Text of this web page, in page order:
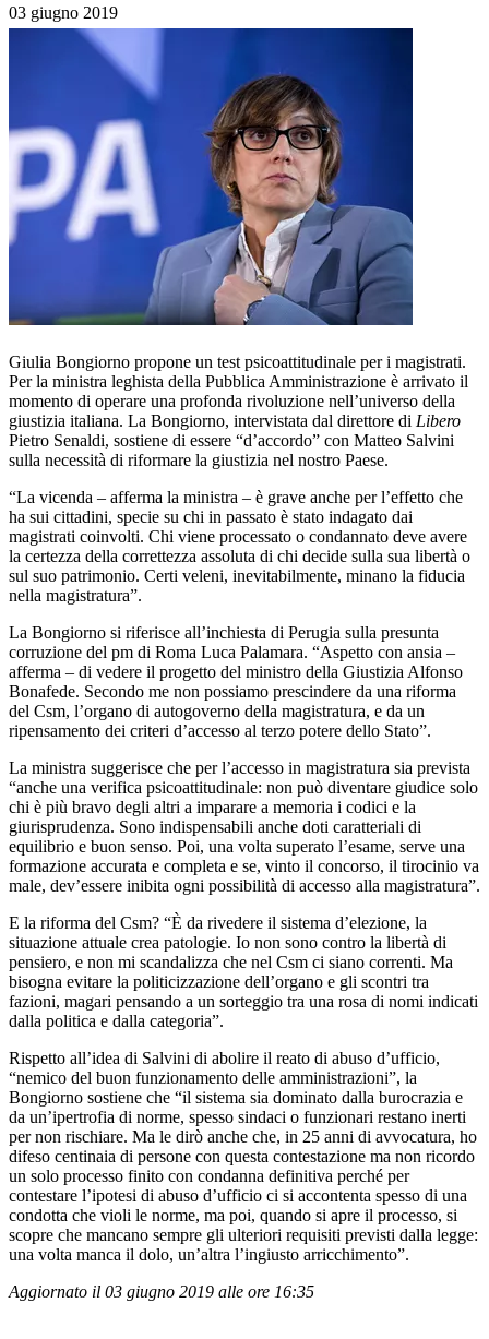
03 giugno 2019
Giulia Bongiorno propone un test psicoattitudinale per i magistrati.
Per la ministra leghista della Pubblica Amministrazione è arrivato il
momento di operare una profonda rivoluzione nell’universo della
giustizia italiana. La Bongiorno, intervistata dal direttore di Libero
Pietro Senaldi, sostiene di essere “d’accordo” con Matteo Salvini
sulla necessità di riformare la giustizia nel nostro Paese.
“La vicenda – afferma la ministra – è grave anche per l’effetto che
ha sui cittadini, specie su chi in passato è stato indagato dai
magistrati coinvolti. Chi viene processato o condannato deve avere
la certezza della correttezza assoluta di chi decide sulla sua libertà o
sul suo patrimonio. Certi veleni, inevitabilmente, minano la fiducia
nella magistratura”.
La Bongiorno si riferisce all’inchiesta di Perugia sulla presunta
corruzione del pm di Roma Luca Palamara. “Aspetto con ansia –
afferma – di vedere il progetto del ministro della Giustizia Alfonso
Bonafede. Secondo me non possiamo prescindere da una riforma
del Csm, l’organo di autogoverno della magistratura, e da un
ripensamento dei criteri d’accesso al terzo potere dello Stato”.
La ministra suggerisce che per l’accesso in magistratura sia prevista
“anche una verifica psicoattitudinale: non può diventare giudice solo
chi è più bravo degli altri a imparare a memoria i codici e la
giurisprudenza. Sono indispensabili anche doti caratteriali di
equilibrio e buon senso. Poi, una volta superato l’esame, serve una
formazione accurata e completa e se, vinto il concorso, il tirocinio va
male, dev’essere inibita ogni possibilità di accesso alla magistratura”.
E la riforma del Csm? “È da rivedere il sistema d’elezione, la
situazione attuale crea patologie. Io non sono contro la libertà di
pensiero, e non mi scandalizza che nel Csm ci siano correnti. Ma
bisogna evitare la politicizzazione dell’organo e gli scontri tra
fazioni, magari pensando a un sorteggio tra una rosa di nomi indicati
dalla politica e dalla categoria”.
Rispetto all’idea di Salvini di abolire il reato di abuso d’ufficio,
“nemico del buon funzionamento delle amministrazioni”, la
Bongiorno sostiene che “il sistema sia dominato dalla burocrazia e
da un’ipertrofia di norme, spesso sindaci o funzionari restano inerti
per non rischiare. Ma le dirò anche che, in 25 anni di avvocatura, ho
difeso centinaia di persone con questa contestazione ma non ricordo
un solo processo finito con condanna definitiva perché per
contestare l’ipotesi di abuso d’ufficio ci si accontenta spesso di una
condotta che violi le norme, ma poi, quando si apre il processo, si
scopre che mancano sempre gli ulteriori requisiti previsti dalla legge:
una volta manca il dolo, un’altra l’ingiusto arricchimento”.
Aggiornato il 03 giugno 2019 alle ore 16:35